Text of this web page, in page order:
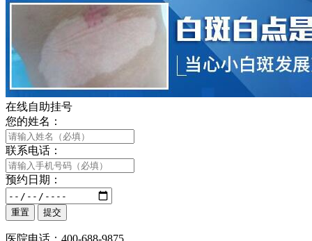
在线自助挂号
您的姓名：
联系电话：
预约日期：